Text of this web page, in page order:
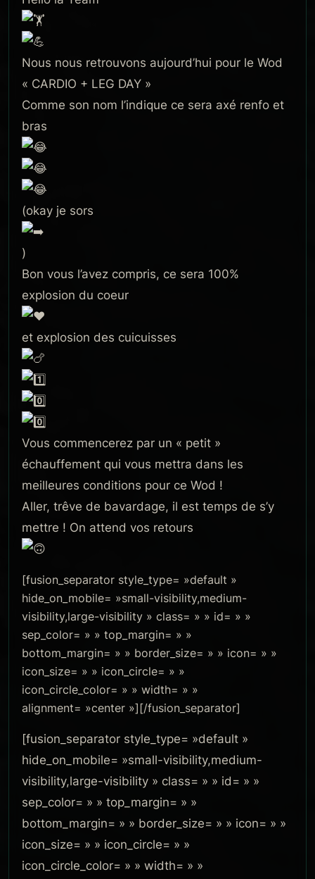
Nous nous retrouvons aujourd’hui pour le Wod
« CARDIO + LEG DAY »
Comme son nom l’indique ce sera axé renfo et
bras
(okay je sors
)
Bon vous l’avez compris, ce sera 100%
explosion du coeur
et explosion des cuicuisses
Vous commencerez par un « petit »
échauffement qui vous mettra dans les
meilleures conditions pour ce Wod !
Aller, trêve de bavardage, il est temps de s’y
mettre ! On attend vos retours
[fusion_separator style_type= »default »
hide_on_mobile= »small-visibility,medium-
visibility,large-visibility » class= » » id= » »
sep_color= » » top_margin= » »
bottom_margin= » » border_size= » » icon= » »
icon_size= » » icon_circle= » »
icon_circle_color= » » width= » »
alignment= »center »][/fusion_separator]
[fusion_separator style_type= »default »
hide_on_mobile= »small-visibility,medium-
visibility,large-visibility » class= » » id= » »
sep_color= » » top_margin= » »
bottom_margin= » » border_size= » » icon= » »
icon_size= » » icon_circle= » »
icon_circle_color= » » width= » »